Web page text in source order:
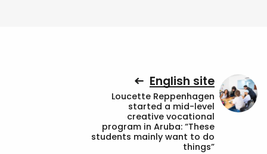
English site
Loucette Reppenhagen
started a mid-level
creative vocational
program in Aruba: “These
students mainly want to do
things”